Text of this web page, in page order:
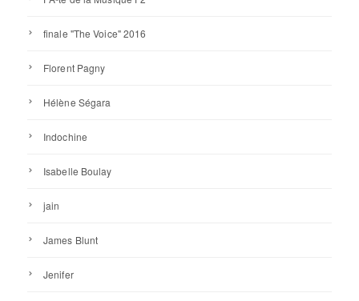
finale "The Voice" 2016
Florent Pagny
Hélène Ségara
Indochine
Isabelle Boulay
jain
James Blunt
Jenifer